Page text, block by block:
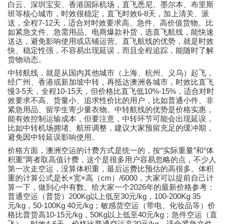
白云、深圳宝安、香港国际机场，直飞悉尼、墨尔本、布里斯
班等核心城市，时效很稳定，直飞时效6-8天，加上清关、派
送，全程7-12天，适合对时效要求高、急件、高价值货物。比
如紧急文件、急需用品、电商爆款补货，选直飞航线，能快速
送达，避免影响使用或店铺运营。直飞航线的优势，就是时效
快、稳定性强，不容易出现延误，而且全程追踪，能随时了解
货物动态。
中转航线，就是从国内其他城市（上海、杭州、义乌）起飞，
经广州、香港或新加坡中转，再抵达澳洲各城市，时效比直飞
慢3-5天，全程10-15天，但价格比直飞低10%-15% ，适合对时
效要求不高、货量小、追求性价比的用户，比如普通小件、非
紧急用品、留学生寄少量衣物。中转航线的优势是价格实惠，
能有效控制运输成本，但要注意，中转环节可能会出现延误，
比如中转机场拥堵、航班调整，建议大家预留充足的缓冲期，
避免因中转延误影响使用。
价格方面， 澳洲空运的计费方式是统一的，按“实际重量”和“体
积重”两者取高值计费，这个是很多用户容易忽略的点，不少人
第一次走空运，没算体积重，最后运费比预估的高很多。体积
重的计算公式是长×宽×高（cm） /6000 ，大家可以提前自己计
算一下，做到心中有数。给大家一个2026年的最新价格参考：
普通空运（普货） 200Kg以上低至30元/kg ， 100-200Kg 35
元/kg ， 50-100Kg 40元/kg ；敏感货空运（带电、化妆品等）价
格比普货高10-15元/kg ， 50Kg以上低至40元/kg ；急件空运（直